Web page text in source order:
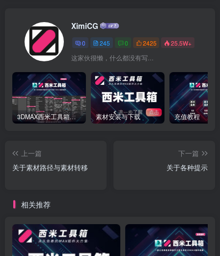
XimiCG
0 245 0 2425 25.5W+
这家伙很懒，什么都没有写...
3DMAX西米工具箱下载 素材安装与下载 充值教程
上一篇
关于素材路径与素材转移
下一篇
关于各种提示
相关推荐